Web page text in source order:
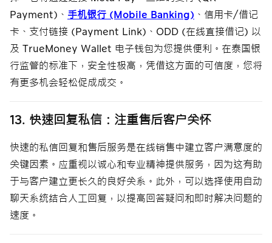
Payment)、 手机银行 (Mobile Banking) 、信用卡/借记
卡、支付链接 (Payment Link)、ODD (在线直接借记) 以
及 TrueMoney Wallet 电子钱包为您提供便利。在泰国银
行监管的标准下，安全性极高，凭借这方面的可信度，您将
有更多机会轻松促成成交。
13. 快速回复私信：注重售后客户关怀
快速的私信回复和售后服务是在线销售中建立客户满意度的
关键因素。应重视以诚心和专业精神提供服务，因为这有助
于与客户建立更长久的良好关系。此外，可以选择使用自动
聊天系统结合人工回复，以提高回答疑问和即时解决问题的
速度。